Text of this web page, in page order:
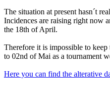
The situation at present hasn´t
Incidences are raising right now
the 18th of April.
Therefore it is impossible to
to 02nd of Mai as a tournament
Here you can find the alterative